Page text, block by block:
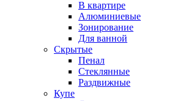
В квартире
Алюминиевые
Зонирование
Для ванной
Скрытые
Пенал
Стеклянные
Раздвижные
Купе